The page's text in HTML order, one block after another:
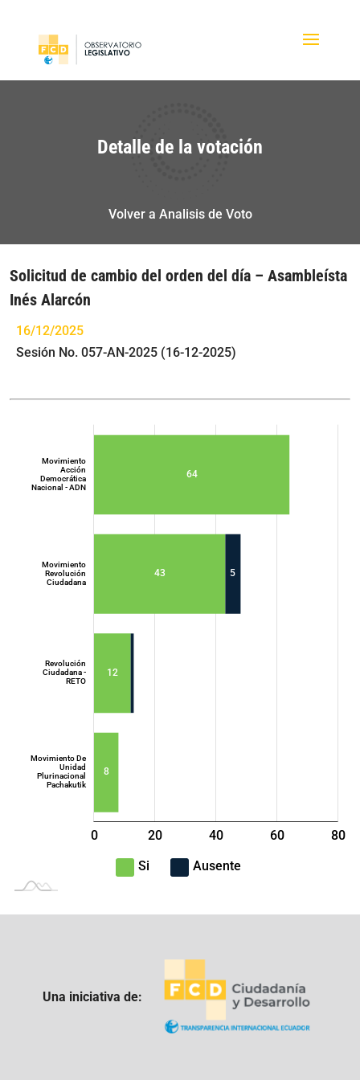
Detalle de la votación
Volver a Analisis de Voto
Solicitud de cambio del orden del día – Asambleísta
Inés Alarcón
16/12/2025
Sesión No. 057-AN-2025 (16-12-2025)
8
12
43
64
5
Movimiento De
Unidad
Plurinacional
Pachakutik
Revolución
Ciudadana -
RETO
Movimiento
Revolución
Ciudadana
Movimiento
Acción
Democrática
Nacional - ADN
L
-40
-20
0 20 40 60 80
100
Si
Ausente
Una iniciativa de: